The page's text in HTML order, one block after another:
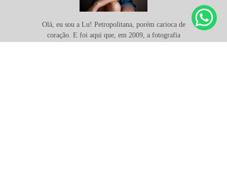
Olá, eu sou a Lu! Petropolitana, porém carioca de
coração. E foi aqui que, em 2009, a fotografia